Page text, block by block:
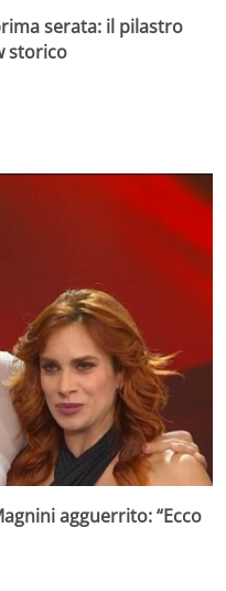
serata: il pilastro
storico
agguerrito: “Ecco